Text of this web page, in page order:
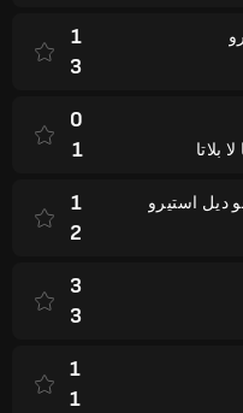
1
3
بلاتا
0
1
ديل استيرو
1
2
3
3
1
1